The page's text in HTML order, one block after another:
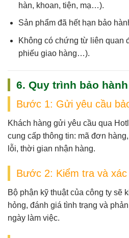
hàn, khoan, tiện, mạ…).
Sản phẩm đã hết hạn bảo
Không có chứng từ liên quan
phiếu giao hàng…).
6. Quy trình bảo hành
Bước 1: Gửi yêu cầu
Khách hàng gửi yêu cầu qua
cung cấp thông tin: mã đơn
lỗi, thời gian nhận hàng.
Bước 2: Kiểm tra và xác
Bộ phận kỹ thuật của công ty sẽ
hỏng, đánh giá tình trạng và
ngày làm việc.